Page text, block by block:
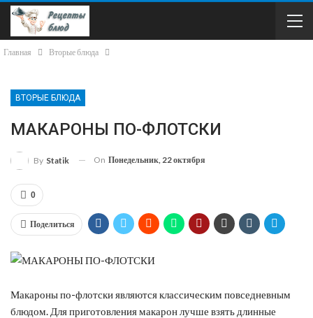
Главная Вторые блюда
ВТОРЫЕ БЛЮДА
МАКАРОНЫ ПО-ФЛОТСКИ
By Statik On Понедельник, 22 октября
0
Поделиться
Макароны по-флотски являются классическим повседневным
блюдом. Для приготовления макарон лучше взять длинные